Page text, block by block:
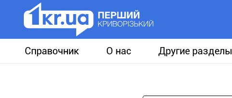
Справочник О нас Другие разделы